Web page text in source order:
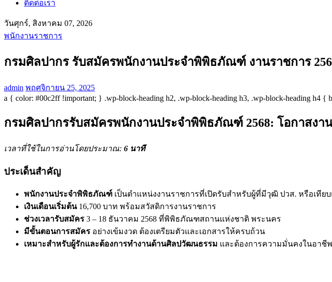
ติดต่อเรา
วันศุกร์, สิงหาคม 07, 2026
พนักงานราชการ
กรมศิลปากร รับสมัครพนักงานประจำพิพิธภัณฑ์ งานราชการ
admin พฤศจิกายน 25, 2025
a { color: #00c2ff !important; } .wp-block-heading h2, .wp-block-heading h3, .wp-block-heading h4
กรมศิลปากรรับสมัครพนักงานประจำพิพิธภัณฑ์ 2568: โอกาสงา
เวลาที่ใช้ในการอ่านโดยประมาณ: 6 นาที
ประเด็นสำคัญ
พนักงานประจำพิพิธภัณฑ์ เป็นตำแหน่งงานราชการที่เปิดรับสำหรับผู้ที่มีวุฒิ ปวส. หรือเทียบ
เงินเดือนเริ่มต้น16,700 บาท พร้อมสวัสดิการงานราชการ
ช่วงเวลารับสมัคร 3 – 18 ธันวาคม 2568 ที่พิพิธภัณฑสถานแห่งชาติ พระนคร
มีขั้นตอนการสมัคร อย่างเข้มงวด ต้องเตรียมตัวและเอกสารให้ครบถ้วน
เหมาะสำหรับผู้รักและต้องการทำงานด้านศิลปวัฒนธรรม และต้องการความมั่นคงในอาชี